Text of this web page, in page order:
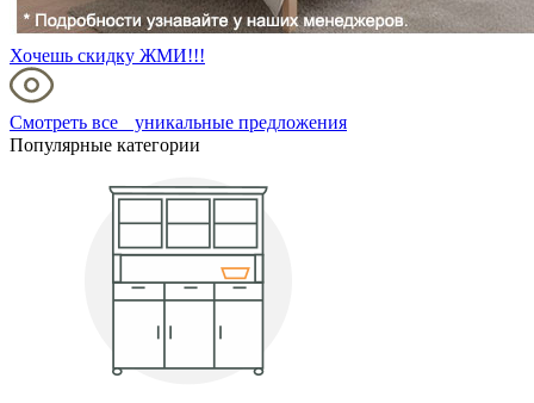
Хочешь скидку ЖМИ!!!
Смотреть все уникальные предложения
Популярные категории